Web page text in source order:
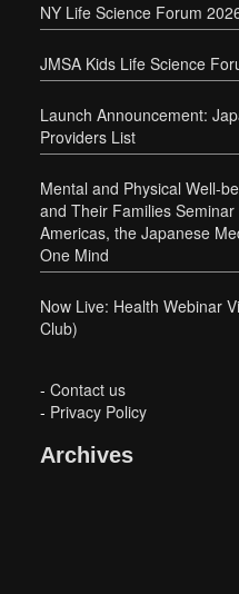
NY Life Science Forum
JMSA Kids Life Science
Launch Announcement:
Providers List
Mental and Physical Well-
and Their Families
Americas, the Japanese
One Mind
Now Live: Health Webinar
Club)
- Contact us
- Privacy Policy
Archives